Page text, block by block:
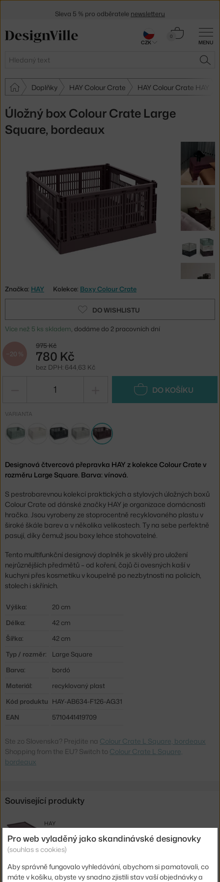
MENU
Hledat
0
Košík
Doplňky HAY Colour Crate HAY Colour Crate HAY
Úložný box Colour Crate Large
Square, bordeaux
Značka: HAY Kolekce: Boxy Colour Crate
DO WISHLISTU
Více než 5 ks skladem, dodáme do 2 pracovních dní
−20 %
975 Kč
780 Kč
bez DPH: 644,63 Kč
DO KOŠÍKU
VARIANTA
Designová čtvercová přepravka HAY z kolekce Colour Crate v
rozměru Large Square. Barva: vínová.
S pestrobarevnou kolekcí praktických a stylových úložných boxů
Colour Crate od dánské značky HAY je organizace domácnosti
hračka. Jsou vyrobeny ze stoprocentně recyklovaného plastu v
široké škále barev a v několika velikostech. Ty na sebe perfektně
pasují, díky čemuž jsou boxy lehce stohovatelné.
Tento multifunkční designový doplněk je skvělý pro uložení
nejrůznějších předmětů – od koření, čajů či ovesných kaší v
kuchyni přes kosmetiku v koupelně po nezbytnosti na policích,
stolech i skříních.
Výška:
20 cm
Délka:
42 cm
Šířka:
42 cm
Typ / rozměr:
Large Square
Barva:
bordó
Materiál:
recyklovaný plast
Kód produktu HAY-AB634-F126-AG31
EAN
5710441419709
Ste zo Slovenska? Prejdite na Colour Crate L Square, bordeaux
Shopping from the EU? Switch to Colour Crate L Square,
bordeaux
Související produkty
HAY
280 Kč
KOLEČKA COLOUR CRATE L SET 4, GREY
600 Kč
Sleva 5 % pro odběratele newsletteru
CZK
Pro web vyladěný jako skandinávské designovky
(souhlas s cookies)
Aby správně fungovalo vyhledávání, abychom si pamatovali, co
máte v košíku, abyste vy snadno zjistili stav vaší objednávky a